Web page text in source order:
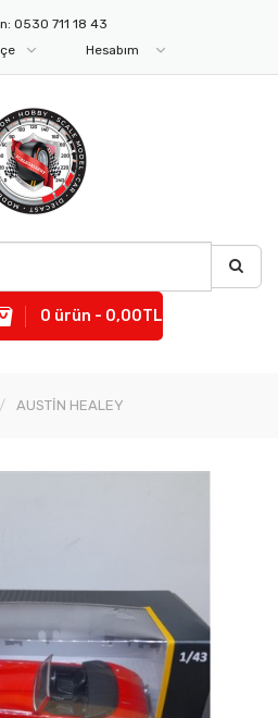
0530 711 18 43
Hesabım
0 ürün - 0,00TL
AUSTİN HEALEY